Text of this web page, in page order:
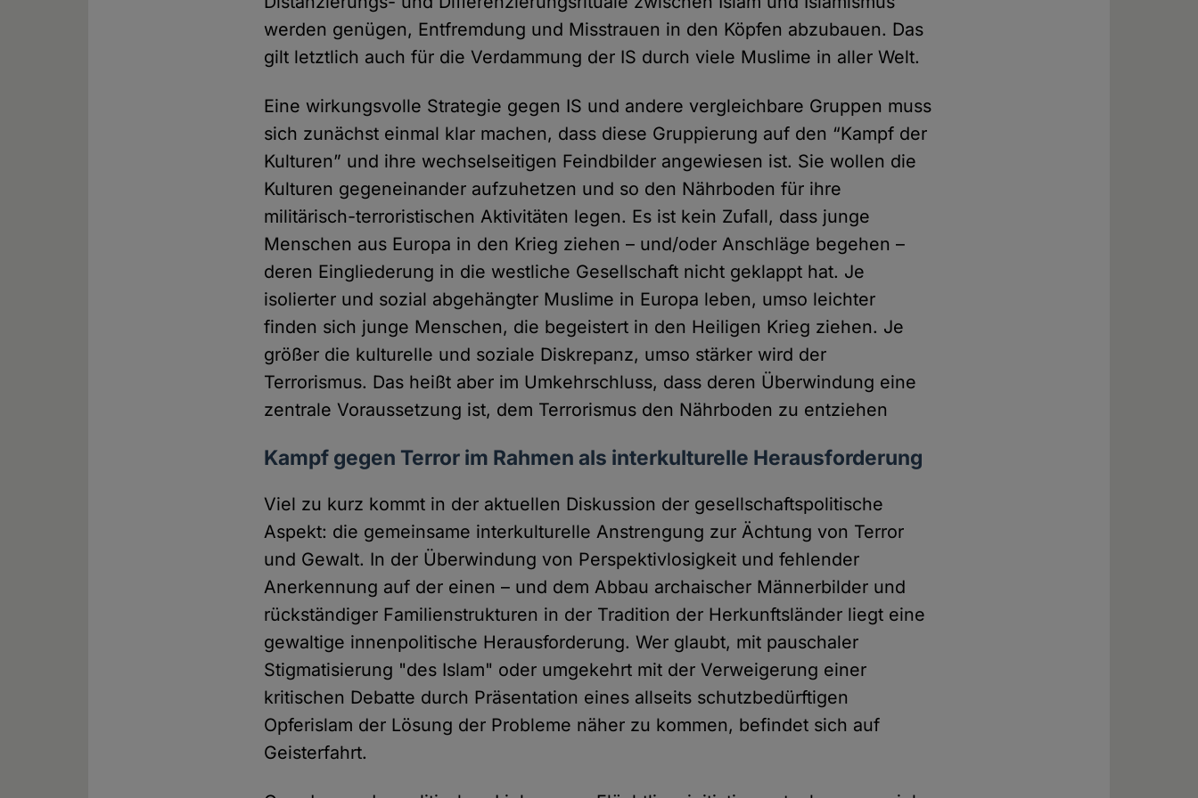
werden genügen, Entfremdung und Misstrauen in den Köpfen abzubauen. Das
gilt letztlich auch für die Verdammung der IS durch viele Muslime in aller Welt.
Eine wirkungsvolle Strategie gegen IS und andere vergleichbare Gruppen muss
sich zunächst einmal klar machen, dass diese Gruppierung auf den “Kampf der
Kulturen” und ihre wechselseitigen Feindbilder angewiesen ist. Sie wollen die
Kulturen gegeneinander aufzuhetzen und so den Nährboden für ihre
militärisch-terroristischen Aktivitäten legen. Es ist kein Zufall, dass junge
Menschen aus Europa in den Krieg ziehen – und/oder Anschläge begehen –
deren Eingliederung in die westliche Gesellschaft nicht geklappt hat. Je
isolierter und sozial abgehängter Muslime in Europa leben, umso leichter
finden sich junge Menschen, die begeistert in den Heiligen Krieg ziehen. Je
größer die kulturelle und soziale Diskrepanz, umso stärker wird der
Terrorismus. Das heißt aber im Umkehrschluss, dass deren Überwindung eine
zentrale Voraussetzung ist, dem Terrorismus den Nährboden zu entziehen
Kampf gegen Terror im Rahmen als interkulturelle Herausforderung
Viel zu kurz kommt in der aktuellen Diskussion der gesellschaftspolitische
Aspekt: die gemeinsame interkulturelle Anstrengung zur Ächtung von Terror
und Gewalt. In der Überwindung von Perspektivlosigkeit und fehlender
Anerkennung auf der einen – und dem Abbau archaischer Männerbilder und
rückständiger Familienstrukturen in der Tradition der Herkunftsländer liegt eine
gewaltige innenpolitische Herausforderung. Wer glaubt, mit pauschaler
Stigmatisierung "des Islam" oder umgekehrt mit der Verweigerung einer
kritischen Debatte durch Präsentation eines allseits schutzbedürftigen
Opferislam der Lösung der Probleme näher zu kommen, befindet sich auf
Geisterfahrt.